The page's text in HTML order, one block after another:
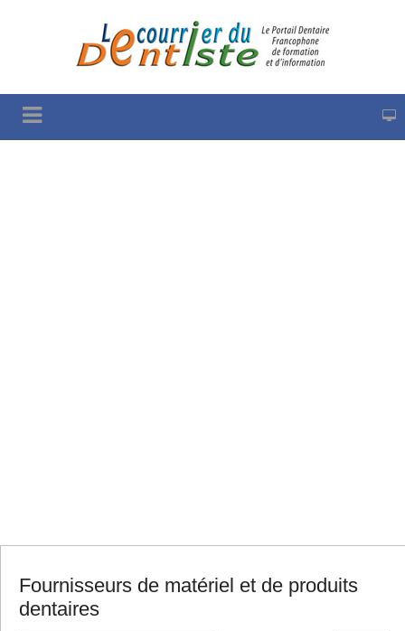
Fournisseurs de matériel et de produits
dentaires